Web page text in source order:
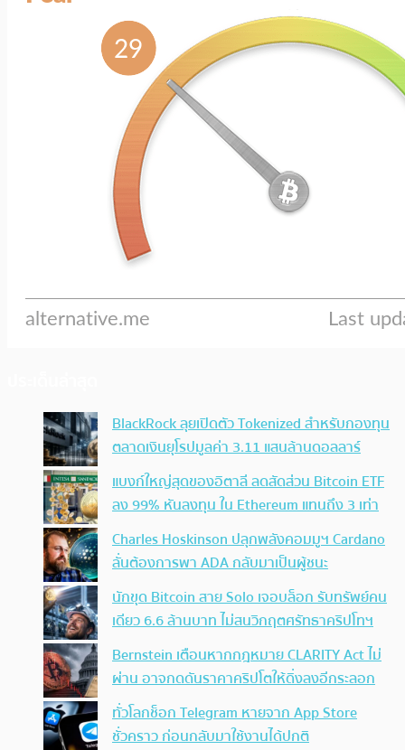
BlackRock ลุยเปิดตัว Tokenized สำหรับกองทุน
ตลาดเงินยุโรปมูลค่า 3.11 แสนล้านดอลลาร์
แบงก์ใหญ่สุดของอิตาลี ลดสัดส่วน Bitcoin ETF
ลง 99% หันลงทุน ใน Ethereum แทนถึง 3 เท่า
Charles Hoskinson ปลุกพลังคอมมูฯ Cardano
ลั่นต้องการพา ADA กลับมาเป็นผู้ชนะ
นักขุด Bitcoin สาย Solo เจอบล็อก รับทรัพย์คน
เดียว 6.6 ล้านบาท ไม่สนวิกฤตศรัทธาคริปโทฯ
Bernstein เตือนหากกฎหมาย CLARITY Act ไม่
ผ่าน อาจกดดันราคาคริปโตให้ดิ่งลงอีกระลอก
ทั่วโลกช็อก Telegram หายจาก App Store
ชั่วคราว ก่อนกลับมาใช้งานได้ปกติ